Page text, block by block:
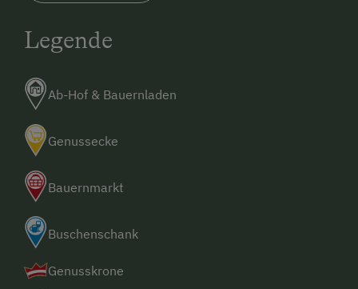
Legende
Ab-Hof & Bauernladen
Genussecke
Bauernmarkt
Buschenschank
Genusskrone